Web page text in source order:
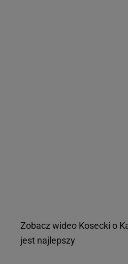
Zobacz wideo Kosecki o
jest najlepszy